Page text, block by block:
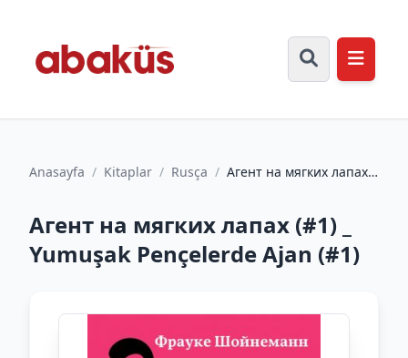
Anasayfa / Kitaplar / Rusça / Агент на мягких лапах
Агент на мягких лапах (#1) _
Yumuşak Pençelerde Ajan (#1)